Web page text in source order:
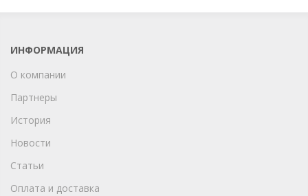
ИНФОРМАЦИЯ
О компании
Партнеры
История
Новости
Статьи
Оплата и доставка